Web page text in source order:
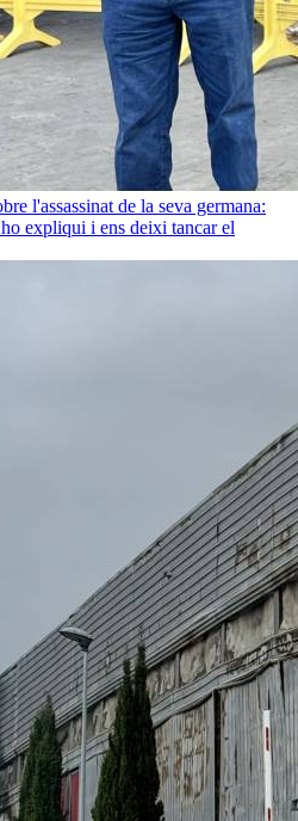
l'assassinat de la seva germana:
expliqui i ens deixi tancar el